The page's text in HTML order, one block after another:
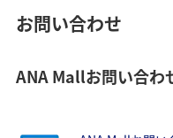
お問い合わせ
ANA Mallお問い合わ